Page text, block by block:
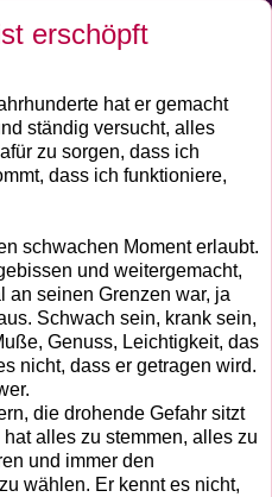
erschöpft
hat er gemacht
ständig versucht, alles
zu sorgen, dass ich
dass ich funktioniere,
schwachen Moment erlaubt.
und weitergemacht,
an seinen Grenzen war, ja
Schwach sein, krank sein,
Genuss, Leichtigkeit, das
nicht, dass er getragen wird.
die drohende Gefahr sitzt
alles zu stemmen, alles zu
und immer den
wählen. Er kennt es nicht,